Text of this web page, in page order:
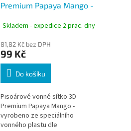
Premium Papaya Mango -
Skladem - expedice 2 prac. dny
81,82 Kč bez DPH
99 Kč
Do košíku
Pisoárové vonné sítko 3D
Premium Papaya Mango -
vyrobeno ze speciálního
vonného plastu dle